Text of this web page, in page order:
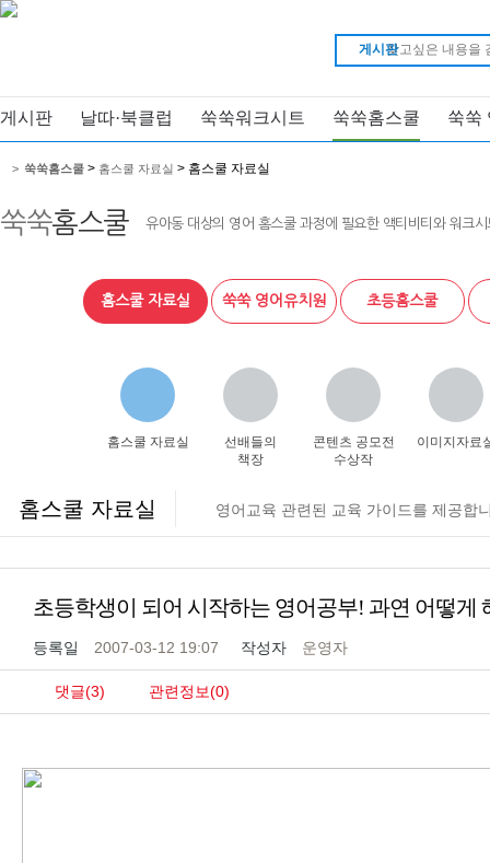
게시판
게시판 날따·북클럽 쑥쑥워크시트 쑥쑥홈스쿨 쑥쑥
쑥쑥홈스쿨 유아동 대상의 영어 홈스쿨 과정에 필요한 액티비티와 워크
> 쑥쑥홈스쿨 > 홈스쿨 자료실 > 홈스쿨 자료실
홈스쿨 자료실 쑥쑥 영어유치원 초등홈스쿨
홈스쿨 자료실
선배들의
책장
콘텐츠 공모전
수상작
이미지자료
홈스쿨 자료실 영어교육 관련된 교육 가이드를 제공합
초등학생이 되어 시작하는 영어공부! 과연 어떻게
등록일 2007-03-12 19:07 작성자 운영자
댓글(3) 관련정보(0)